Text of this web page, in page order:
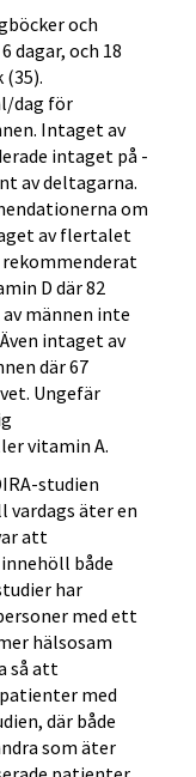
och
dagar, och 18
dag för
Intaget av
intaget på
av deltagarna.
om
av flertalet
D där 82
männen inte
intaget av
där 67
Ungefär
vitamin A.
studien
vardags äter en
att
både
har
med ett
hälsosam
så att
med
där både
som äter